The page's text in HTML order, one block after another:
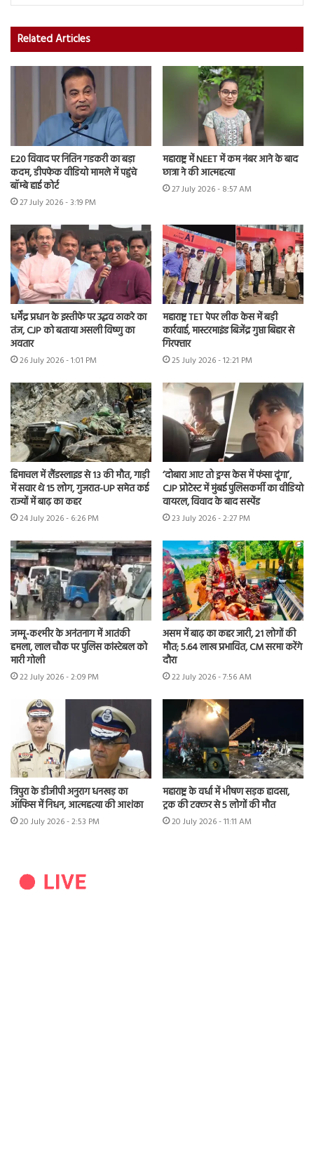
Related Articles
E20 विवाद पर नितिन गडकरी का बड़ा
कदम, डीपफेक वीडियो मामले में पहुंचे
बॉम्बे हाई कोर्ट
27 July 2026 - 3:19 PM
महाराष्ट्र में NEET में कम नंबर आने के बाद
छात्रा ने की आत्महत्या
27 July 2026 - 8:57 AM
धर्मेंद्र प्रधान के इस्तीफे पर उद्धव ठाकरे का
तंज, CJP को बताया असली विष्णु का
अवतार
26 July 2026 - 1:01 PM
महाराष्ट्र TET पेपर लीक केस में बड़ी
कार्रवाई, मास्टरमाइंड बिजेंद्र गुप्ता बिहार से
गिरफ्तार
25 July 2026 - 12:21 PM
हिमाचल में लैंडस्लाइड से 13 की मौत, गाड़ी
में सवार थे 15 लोग, गुजरात-UP समेत कई
राज्यों में बाढ़ का कहर
24 July 2026 - 6:26 PM
‘दोबारा आए तो ड्रग्स केस में फंसा दूंगा’,
CJP प्रोटेस्ट में मुंबई पुलिसकर्मी का वीडियो
वायरल, विवाद के बाद सस्पेंड
23 July 2026 - 2:27 PM
जम्मू-कश्मीर के अनंतनाग में आतंकी
हमला, लाल चौक पर पुलिस कांस्टेबल को
मारी गोली
22 July 2026 - 2:09 PM
असम में बाढ़ का कहर जारी, 21 लोगों की
मौत; 5.64 लाख प्रभावित, CM सरमा करेंगे
दौरा
22 July 2026 - 7:56 AM
त्रिपुरा के डीजीपी अनुराग धनखड़ का
ऑफिस में निधन, आत्महत्या की आशंका
20 July 2026 - 2:53 PM
महाराष्ट्र के वर्धा में भीषण सड़क हादसा,
ट्रक की टक्कर से 5 लोगों की मौत
20 July 2026 - 11:11 AM